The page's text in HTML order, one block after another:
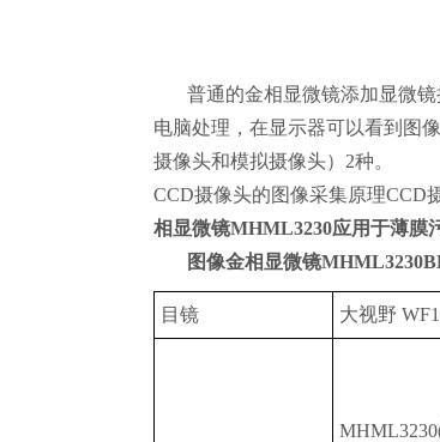
普通的金相显微镜添加显微
电脑处理，在显示器可以看到图
摄像头和模拟摄像头）2种。
CCD摄像头的图像采集原理CCD
相显微镜MHML3230应用于薄膜
图像金相显微镜
目镜 大视野